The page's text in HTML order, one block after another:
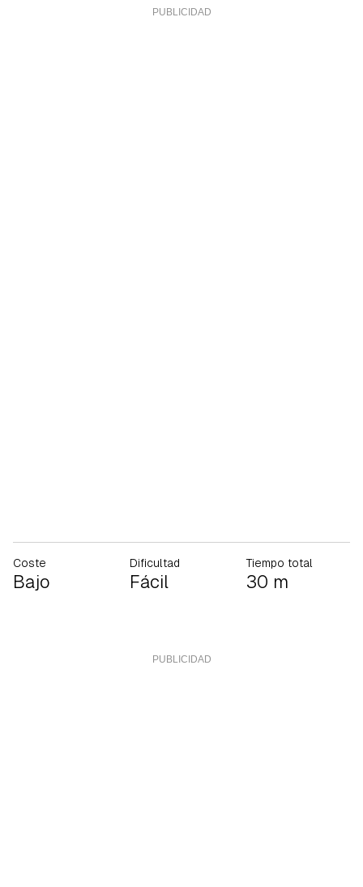
Coste
Bajo
Dificultad
Fácil
Tiempo total
30 m